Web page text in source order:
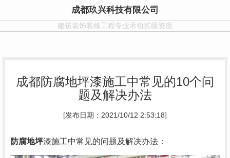
成都玖兴科技有限公司
建筑装饰装修工程专业承包贰级资质
成都防腐地坪漆施工中常见的10个问
题及解决办法
[发布日期：2021/10/12 2:53:18]
防腐地坪漆施工中常见的问题及解决办法：